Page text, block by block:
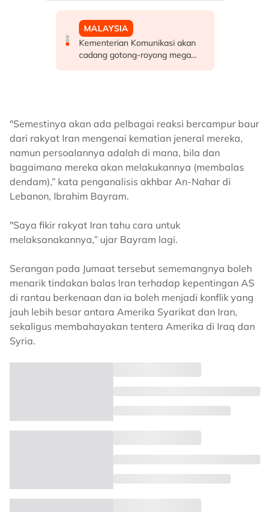
"Semestinya akan ada pelbagai reaksi bercampur baur
dari rakyat Iran mengenai kematian jeneral mereka,
namun persoalannya adalah di mana, bila dan
bagaimana mereka akan melakukannya (membalas
dendam),” kata penganalisis akhbar An-Nahar di
Lebanon, Ibrahim Bayram.
"Saya fikir rakyat Iran tahu cara untuk
melaksanakannya,” ujar Bayram lagi.
Serangan pada Jumaat tersebut sememangnya boleh
menarik tindakan balas Iran terhadap kepentingan AS
di rantau berkenaan dan ia boleh menjadi konflik yang
jauh lebih besar antara Amerika Syarikat dan Iran,
sekaligus membahayakan tentera Amerika di Iraq dan
Syria.